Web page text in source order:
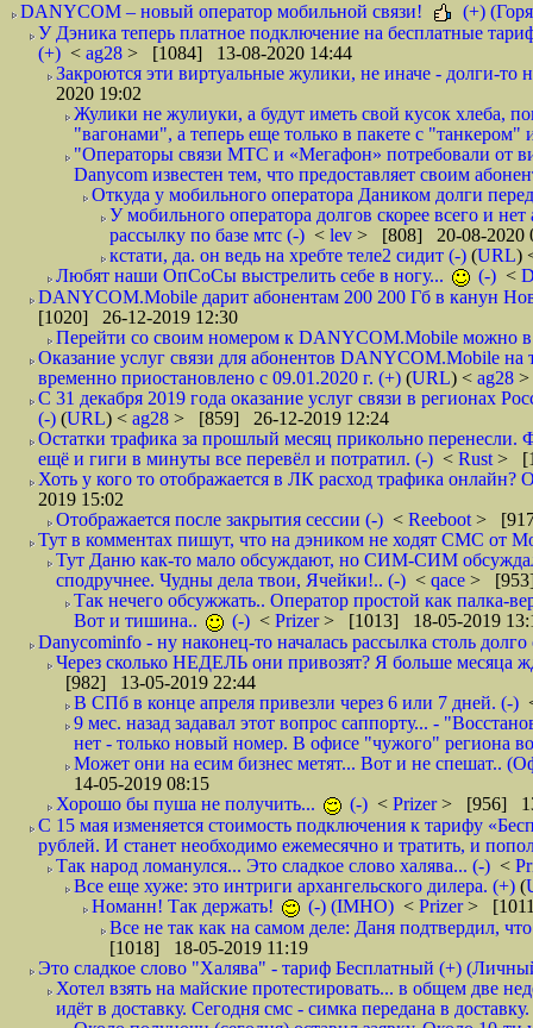
DANYCOM – новый оператор мобильной связи!
(+)
У Дэника теперь платное подключение на бесплатные
(+) < ag28 > [1084] 13-08-2020 14:44
Закроются эти виртуальные жулики, не иначе - долги-то
2020 19:02
Жулики не жулиуки, а будут иметь свой кусок хлеба,
"вагонами", а теперь еще только в пакете с
"Операторы связи МТС и «Мегафон» потребовали от
Danycom известен тем, что предоставляет своим
Откуда у мобильного оператора Даником долги
У мобильного оператора долгов скорее всего и
рассылку по базе мтс (-) < lev > [808] 20-08-2020
кстати, да. он ведь на хребте теле2 сидит (-) (URL)
Любят наши ОпСоСы выстрелить себе в ногу...
(-) <
DANYCOM.Mobile дарит абонентам 200 200 Гб в канун
[1020] 26-12-2019 12:30
Перейти со своим номером к DANYCOM.Mobile можно в
Оказание услуг связи для абонентов DANYCOM.Mobile
временно приостановлено с 09.01.2020 г. (+) (URL) < ag28 >
С 31 декабря 2019 года оказание услуг связи в регионах
(-) (URL) < ag28 > [859] 26-12-2019 12:24
Остатки трафика за прошлый месяц прикольно
ещё и гиги в минуты все перевёл и потратил. (-) < Rust >
Хоть у кого то отображается в ЛК расход трафика
2019 15:02
Отображается после закрытия сессии (-) < Reeboot >
Тут в комментах пишут, что на дэником не ходят СМС от
Тут Даню как-то мало обсуждают, но СИМ-СИМ
сподручнее. Чудны дела твои, Ячейки!.. (-) < qace > [953]
Так нечего обсужжать.. Оператор простой как палка-
Вот и тишина..
(-) < Prizer> [1013] 18-05-2019
Danycominfo - ну наконец-то началась рассылка столь
Через сколько НЕДЕЛЬ они привозят? Я больше месяца
[982] 13-05-2019 22:44
В СПб в конце апреля привезли через 6 или 7 дней. (-)
9 мес. назад задавал этот вопрос саппорту... -
нет - только новый номер. В офисе "чужого" региона
Может они на есим бизнес метят... Вот и не спешат..
14-05-2019 08:15
Хорошо бы пуша не получить...
(-) < Prizer> [956]
С 15 мая изменяется стоимость подключения к тарифу
рублей. И станет необходимо ежемесячно и тратить, и
Так народ ломанулся... Это сладкое слово халява... (-) <
Все еще хуже: это интриги архангельского дилера. (+) (
Номанн! Так держать!
(-) (IMHO) < Prizer>
Все не так как на самом деле: Даня подтвердил,
[1018] 18-05-2019 11:19
Это сладкое слово "Халява" - тариф Бесплатный (+)
Хотел взять на майские протестировать... в общем две
идёт в доставку. Сегодня смс - симка передана в